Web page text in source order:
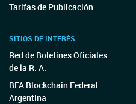
Tarifas de Publicación
SITIOS DE INTERÉS
Red de Boletines Oficiales
de la R. A.
BFA Blockchain Federal
Argentina